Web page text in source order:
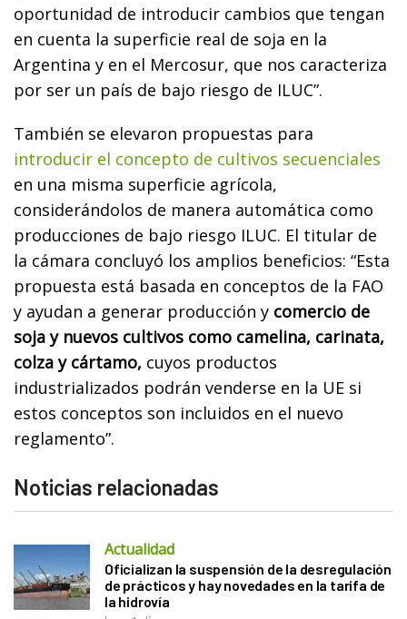
oportunidad de introducir cambios que tengan
en cuenta la superficie real de soja en la
Argentina y en el Mercosur, que nos caracteriza
por ser un país de bajo riesgo de ILUC”.
También se elevaron propuestas para
introducir el concepto de cultivos secuenciales
en una misma superficie agrícola,
considerándolos de manera automática como
producciones de bajo riesgo ILUC. El titular de
la cámara concluyó los amplios beneficios: “Esta
propuesta está basada en conceptos de la FAO
y ayudan a generar producción y comercio de
soja y nuevos cultivos como camelina, carinata,
colza y cártamo, cuyos productos
industrializados podrán venderse en la UE si
estos conceptos son incluidos en el nuevo
reglamento”.
Noticias relacionadas
Actualidad
Oficializan la suspensión de la desregulación
de prácticos y hay novedades en la tarifa de
la hidrovía